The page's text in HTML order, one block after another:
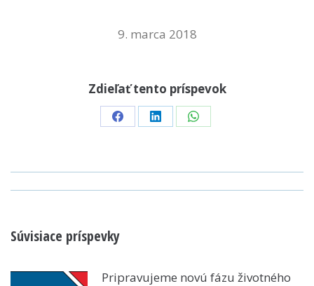
9. marca 2018
Zdieľať tento príspevok
Share
Facebook
Share
LinkedIn
Share
WhatsApp
Súvisiace príspevky
Pripravujeme novú fázu životného